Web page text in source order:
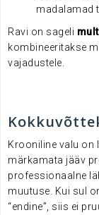
madalamad
Ravi on sageli
kombineeritakse
vajadustele.
Krooniline valu on
märkamata jääv
professionaalne
muutuse. Kui sul
“endine”, siis ei